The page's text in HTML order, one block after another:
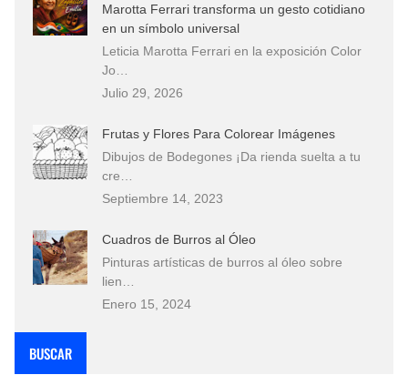
Marotta Ferrari transforma un gesto cotidiano
en un símbolo universal
Leticia Marotta Ferrari en la exposición Color
Jo…
Julio 29, 2026
Frutas y Flores Para Colorear Imágenes
Dibujos de Bodegones ¡Da rienda suelta a tu
cre…
Septiembre 14, 2023
Cuadros de Burros al Óleo
Pinturas artísticas de burros al óleo sobre
lien…
Enero 15, 2024
BUSCAR